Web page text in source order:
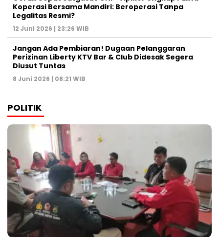
Koperasi Bersama Mandiri: Beroperasi Tanpa
Legalitas Resmi?
12 Juni 2026 | 23:26 WIB
Jangan Ada Pembiaran! Dugaan Pelanggaran
Perizinan Liberty KTV Bar & Club Didesak Segera
Diusut Tuntas
8 Juni 2026 | 08:21 WIB
POLITIK